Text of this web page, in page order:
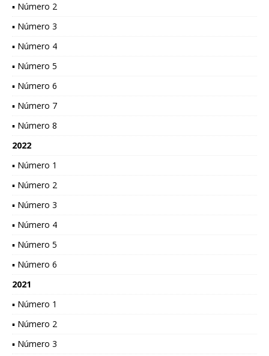
▪ Número 2
▪ Número 3
▪ Número 4
▪ Número 5
▪ Número 6
▪ Número 7
▪ Número 8
2022
▪ Número 1
▪ Número 2
▪ Número 3
▪ Número 4
▪ Número 5
▪ Número 6
2021
▪ Número 1
▪ Número 2
▪ Número 3